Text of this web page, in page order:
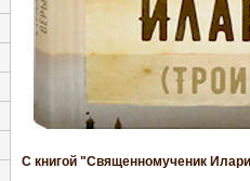
С книгой "Священномученик